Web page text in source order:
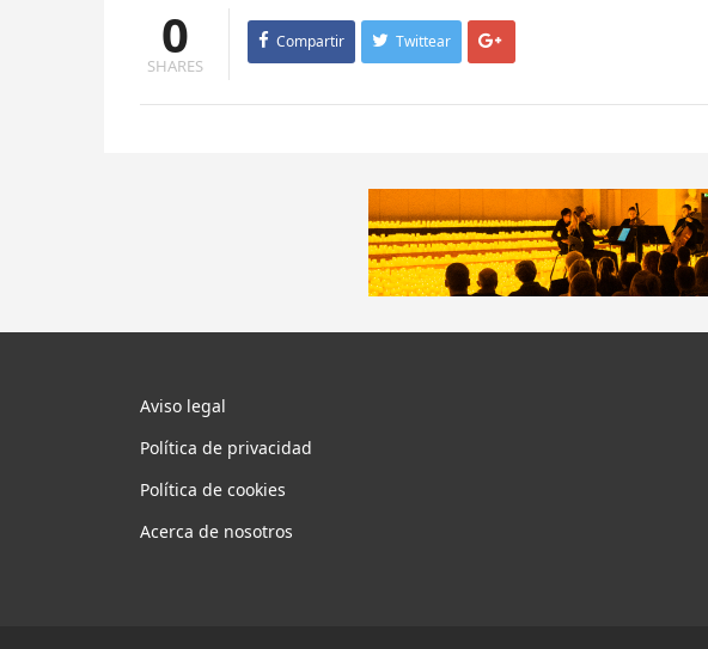
0
SHARES
Compartir Twittear
Aviso legal
Política de privacidad
Política de cookies
Acerca de nosotros